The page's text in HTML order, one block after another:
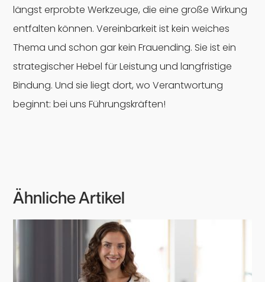
längst erprobte Werkzeuge, die eine große Wirkung
entfalten können. Vereinbarkeit ist kein weiches
Thema und schon gar kein Frauending. Sie ist ein
strategischer Hebel für Leistung und langfristige
Bindung. Und sie liegt dort, wo Verantwortung
beginnt: bei uns Führungskräften!
Ähnliche Artikel